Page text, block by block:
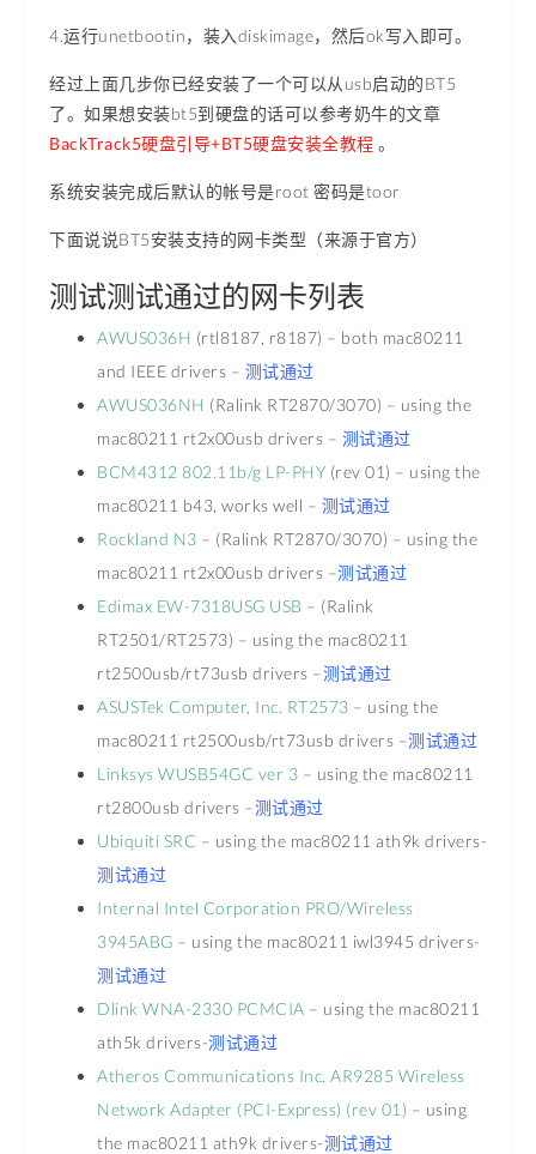
4.运行unetbootin，装入diskimage，然后ok写入即可。
经过上面几步你已经安装了一个可以从usb启动的BT5
了。如果想安装bt5到硬盘的话可以参考奶牛的文章
BackTrack5硬盘引导+BT5硬盘安装全教程 。
系统安装完成后默认的帐号是root 密码是toor
下面说说BT5安装支持的网卡类型（来源于官方）
测试测试通过的网卡列表
AWUS036H (rtl8187, r8187) – both mac80211
and IEEE drivers – 测试通过
AWUS036NH (Ralink RT2870/3070) – using the
mac80211 rt2x00usb drivers – 测试通过
BCM4312 802.11b/g LP-PHY (rev 01) – using the
mac80211 b43, works well – 测试通过
Rockland N3 – (Ralink RT2870/3070) – using the
mac80211 rt2x00usb drivers –测试通过
Edimax EW-7318USG USB – (Ralink
RT2501/RT2573) – using the mac80211
rt2500usb/rt73usb drivers –测试通过
ASUSTek Computer, Inc. RT2573 – using the
mac80211 rt2500usb/rt73usb drivers –测试通过
Linksys WUSB54GC ver 3 – using the mac80211
rt2800usb drivers –测试通过
Ubiquiti SRC – using the mac80211 ath9k drivers-
测试通过
Internal Intel Corporation PRO/Wireless
3945ABG – using the mac80211 iwl3945 drivers-
测试通过
Dlink WNA-2330 PCMCIA – using the mac80211
ath5k drivers-测试通过
Atheros Communications Inc. AR9285 Wireless
Network Adapter (PCI-Express) (rev 01) – using
the mac80211 ath9k drivers-测试通过